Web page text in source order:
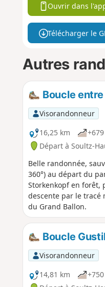
Ouvrir dans
Télécharger le
Autres
Boucle
Visorandonneur
16,25 km
Départ à Soultz-
Belle randonnée,
360°) au départ du
Storkenkopf en forêt,
descente par le tracé
du Grand Ballon.
Boucle
Visorandonneur
14,81 km